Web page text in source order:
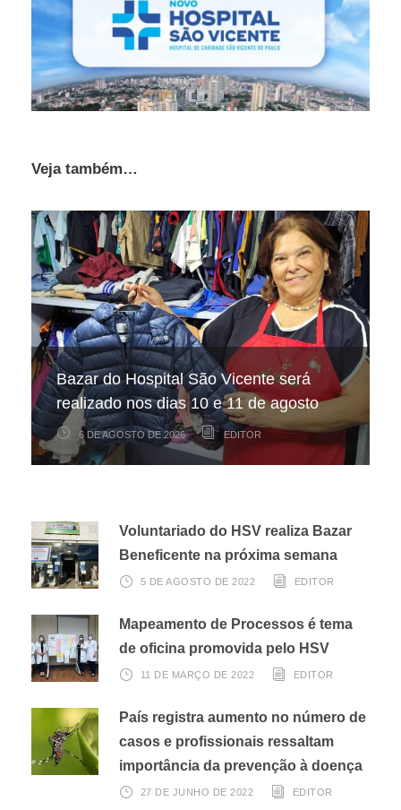
Veja também…
Bazar do Hospital São Vicente será
realizado nos dias 10 e 11 de agosto
6 DE AGOSTO DE 2026 EDITOR
Hospital São Vicente participa de
mapeamento nacional sobre câncer
infantojuvenil
6 DE AGOSTO DE 2026 EDITOR
Hospital São Vicente expande
arrecadação de cupons fiscais pela
Nota Fiscal Paulista
3 DE AGOSTO DE 2026 EDITOR
Voluntariado do HSV realiza Bazar
Beneficente na próxima semana
5 DE AGOSTO DE 2022 EDITOR
Mapeamento de Processos é tema
de oficina promovida pelo HSV
11 DE MARÇO DE 2022 EDITOR
País registra aumento no número de
casos e profissionais ressaltam
importância da prevenção à doença
27 DE JUNHO DE 2022 EDITOR